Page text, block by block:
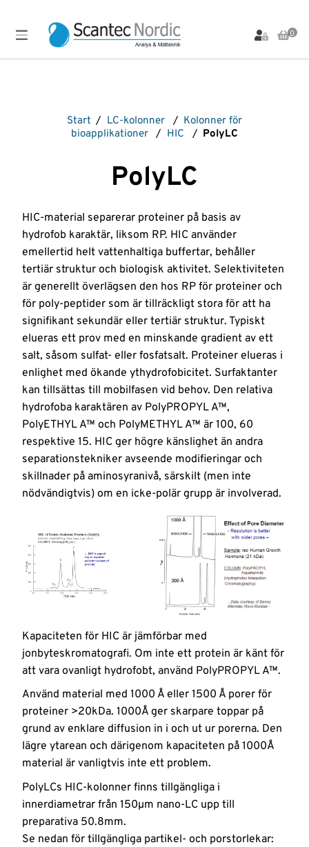
0
Bullerdosimeter
Gasdetektering
Gasgeneratorer
GC-
kolonner
GC-
tillbehör
LC-
instrument
kolonner
LC-
tillbehör
Ljudnivåmätare
Ljudreducerande
skåp
Luftprovtagning
Materialanalys
PFAS-
analys
mätare
Plattinstrument
Plattor
och
Plattförsegling
Provtagning
från ytor
och hud
Scantec
Brands
tillbehör
Standarder
Strålningsmätare
Termisk
Desorption
Ventiler
och Lock
Värmekamera
REA-
Utförsäljning
Service &
Uthyrning
Instrument
Våra
leverantörer
Nyheter
Logga
in
Start / LC-kolonner / Kolonner för
bioapplikationer
/ HIC / PolyLC
PolyLC
HIC-material separerar proteiner på basis av
hydrofob karaktär, liksom RP. HIC använder
emellertid helt vattenhaltiga buffertar, behåller
tertiär struktur och biologisk aktivitet. Selektiviteten
är generellt överlägsen den hos RP för proteiner och
för poly-peptider som är tillräckligt stora för att ha
signifikant sekundär eller tertiär struktur. Typiskt
elueras ett prov med en minskande gradient av ett
salt, såsom sulfat- eller fosfatsalt. Proteiner elueras i
enlighet med ökande ythydrofobicitet. Surfaktanter
kan tillsättas till mobilfasen vid behov. Den relativa
hydrofoba karaktären av PolyPROPYL A™,
PolyETHYL A™ och PolyMETHYL A™ är 100, 60
respektive 15. HIC ger högre känslighet än andra
separationstekniker avseende modifieringar och
skillnader på aminosyranivå, särskilt (men inte
nödvändigtvis) om en icke-polär grupp är involverad.
Kapaciteten för HIC är jämförbar med
jonbyteskromatografi. Om inte ett protein är känt för
att vara ovanligt hydrofobt, använd PolyPROPYL A™.
Använd material med 1000 Å eller 1500 Å porer för
proteiner >20kDa. 1000Å ger skarpare toppar på
grund av enklare diffusion in i och ut ur porerna. Den
lägre ytarean och därigenom kapaciteten på 1000Å
material är vanligtvis inte ett problem.
PolyLCs HIC-kolonner finns tillgängliga i
innerdiametrar från 150µm nano-LC upp till
preparativa 50.8mm.
Se nedan för tillgängliga partikel- och porstorlekar: